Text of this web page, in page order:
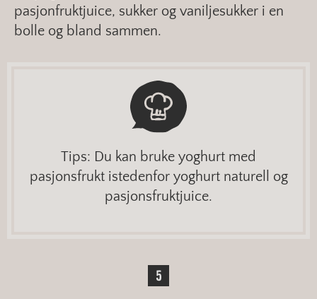
pasjonfruktjuice, sukker og vaniljesukker i en
bolle og bland sammen.
Tips: Du kan bruke yoghurt med
pasjonsfrukt istedenfor yoghurt naturell og
pasjonsfruktjuice.